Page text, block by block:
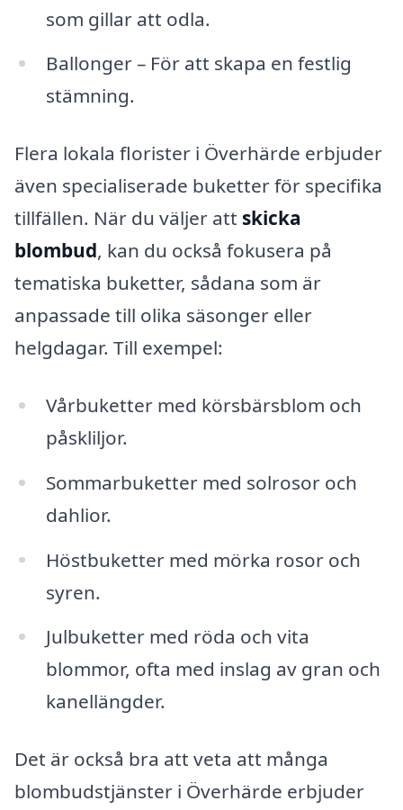
som gillar att odla.
Ballonger – För att skapa en festlig
stämning.
Flera lokala florister i Överhärde erbjuder
även specialiserade buketter för specifika
tillfällen. När du väljer att skicka
blombud, kan du också fokusera på
tematiska buketter, sådana som är
anpassade till olika säsonger eller
helgdagar. Till exempel:
Vårbuketter med körsbärsblom och
påskliljor.
Sommarbuketter med solrosor och
dahlior.
Höstbuketter med mörka rosor och
syren.
Julbuketter med röda och vita
blommor, ofta med inslag av gran och
kanellängder.
Det är också bra att veta att många
blombudstjänster i Överhärde erbjuder